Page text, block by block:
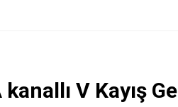
V Kayış